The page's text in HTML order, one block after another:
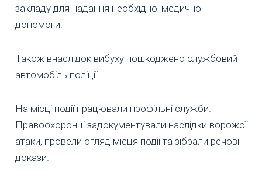
закладу для надання необхідної медичної
допомоги.
Також внаслідок вибуху пошкоджено службовий
автомобіль поліції.
На місці події працювали профільні служби.
Правоохоронці задокументували наслідки ворожої
атаки, провели огляд місця події та зібрали речові
докази.